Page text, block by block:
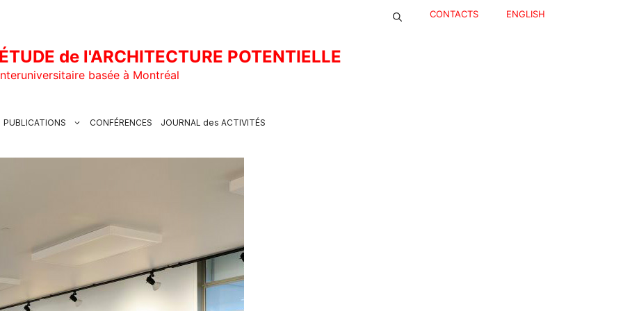
CONTACTS ENGLISH
de l'ARCHITECTURE POTENTIELLE
basée à Montréal
PUBLICATIONS CONFÉRENCES JOURNAL des ACTIVITÉS